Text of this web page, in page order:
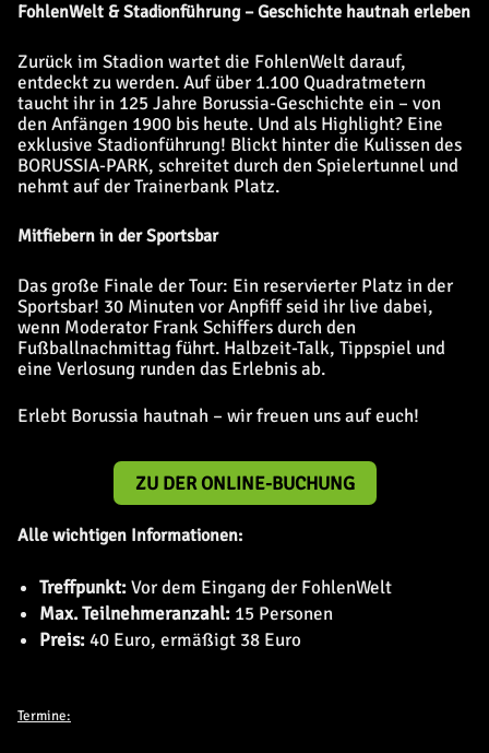
FohlenWelt & Stadionführung – Geschichte hautnah erleben
Zurück im Stadion wartet die FohlenWelt darauf,
entdeckt zu werden. Auf über 1.100 Quadratmetern
taucht ihr in 125 Jahre Borussia-Geschichte ein – von
den Anfängen 1900 bis heute. Und als Highlight? Eine
exklusive Stadionführung! Blickt hinter die Kulissen des
BORUSSIA-PARK, schreitet durch den Spielertunnel und
nehmt auf der Trainerbank Platz.
Mitfiebern in der Sportsbar
Das große Finale der Tour: Ein reservierter Platz in der
Sportsbar! 30 Minuten vor Anpfiff seid ihr live dabei,
wenn Moderator Frank Schiffers durch den
Fußballnachmittag führt. Halbzeit-Talk, Tippspiel und
eine Verlosung runden das Erlebnis ab.
Erlebt Borussia hautnah – wir freuen uns auf euch!
ZU DER ONLINE-BUCHUNG
Alle wichtigen Informationen:
Treffpunkt:Vor dem Eingang der FohlenWelt
Max. Teilnehmeranzahl: 15 Personen
Preis:40 Euro, ermäßigt 38 Euro
Termine: